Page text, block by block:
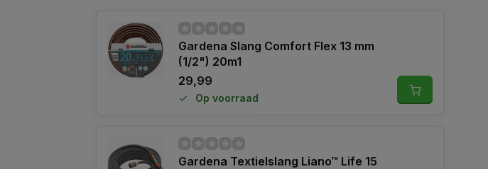
Gardena Slang Comfort Flex 13 mm
(1/2") 20m1
29,99
Op voorraad
Gardena Textielslang Liano™ Life 15